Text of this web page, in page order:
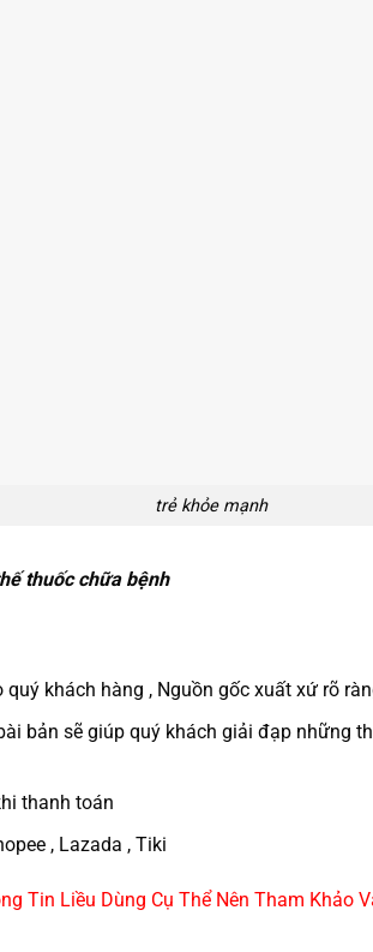
trẻ khỏe mạnh
thuốc chữa bệnh
khách hàng , Nguồn gốc xuất xứ rõ
bản sẽ giúp quý khách giải đạp những
thanh toán
, Lazada , Tiki
Tin Liều Dùng Cụ Thể Nên Tham Khảo